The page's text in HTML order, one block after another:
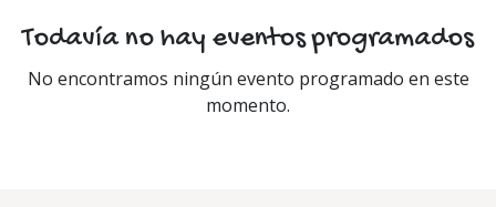
Todavía no hay eventos programados
No encontramos ningún evento programado en este
momento.